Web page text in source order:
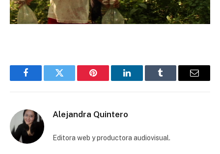
FacebookTwitter Pinterest LinkedInTumblr Email
Alejandra Quintero
Editora web y productora audiovisual.